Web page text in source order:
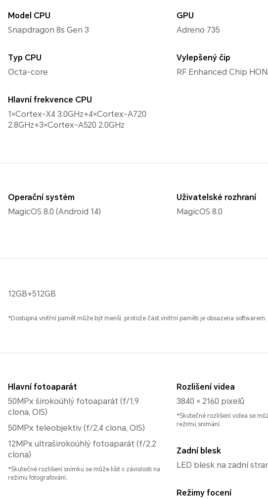
Model CPU
Snapdragon 8s Gen 3
Typ CPU
Octa-core
Hlavní frekvence CPU
1×Cortex-X4 3.0GHz+4×Cortex-A720
2.8GHz+3×Cortex-A520 2.0GHz
GPU
Adreno 735
Vylepšený čip
RF Enhanced Chip
Operační systém
MagicOS 8.0 (Android 14)
Uživatelské rozhraní
MagicOS 8.0
12GB+512GB
*Dostupná vnitřní paměť může být menší, protože část vnitřní paměti je obsazena softwarem.
Hlavní fotoaparát
50MPx širokoúhlý fotoaparát (f/1,9
clona, ​​OIS)
50MPx teleobjektiv (f/2,4 clona, ​​OIS)
12MPx ultraširokoúhlý fotoaparát (f/2,2
clona)
*Skutečné rozlišení snímku se může lišit v závislosti na
režimu fotografování.
Rozlišení videa
3840 × 2160 pixelů
*Skutečné rozlišení videa se
režimu snímání.
Zadní blesk
LED blesk na zadní
Režimy focení